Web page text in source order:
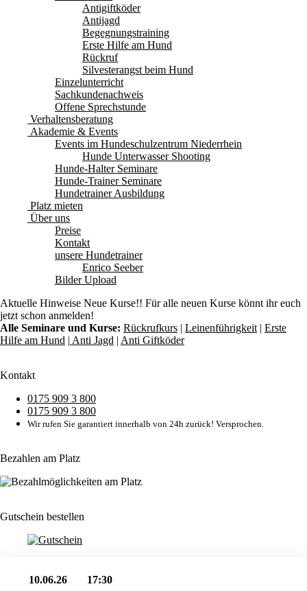
Antigiftköder
Antijagd
Begegnungstraining
Erste Hilfe am Hund
Rückruf
Silvesterangst beim Hund
Einzelunterricht
Sachkundenachweis
Offene Sprechstunde
Verhaltensberatung
Akademie & Events
Events im Hundeschulzentrum Niederrhein
Hunde Unterwasser Shooting
Hunde-Halter Seminare
Hunde-Trainer Seminare
Hundetrainer Ausbildung
Platz mieten
Über uns
Preise
Kontakt
unsere Hundetrainer
Enrico Seeber
Bilder Upload
Aktuelle Hinweise Neue Kurse!! Für alle neuen Kurse könnt ihr euch
jetzt schon anmelden!
Alle Seminare und Kurse: Rückrufkurs | Leinenführigkeit | Erste
Hilfe am Hund | Anti Jagd | Anti Giftköder
Kontakt
0175 909 3 800
0175 909 3 800
Wir rufen Sie garantiert innerhalb von 24h zurück! Versprochen.
Bezahlen am Platz
Gutschein bestellen
10.06.26 17:30